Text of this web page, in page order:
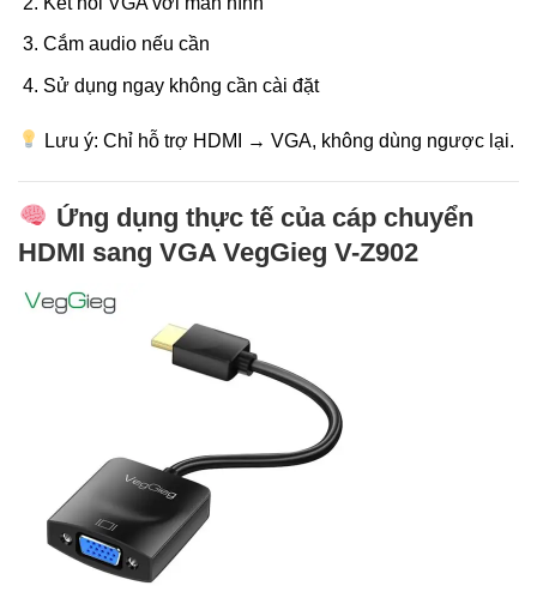
Cắm audio nếu cần
Sử dụng ngay không cần cài đặt
Lưu ý: Chỉ hỗ trợ HDMI → VGA, không dùng ngược lại.
Ứng dụng thực tế của cáp chuyển
HDMI sang VGA VegGieg V-Z902